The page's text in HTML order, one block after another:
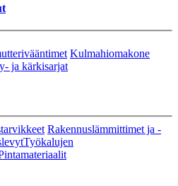
Kulmahiomakone
ja kärkisarjat
Rakennuslämmittimet ja -
Työkalujen